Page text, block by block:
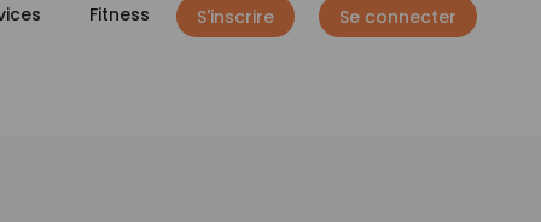
Fitness S'inscrire Se connecter